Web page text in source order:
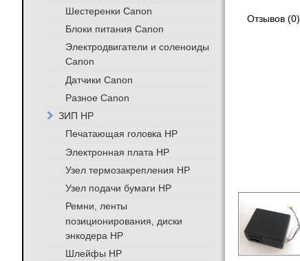
Отзывов (0)
Шестеренки Canon
Блоки питания Canon
Электродвигатели и соленоиды
Canon
Датчики Canon
Разное Canon
ЗИП HP
Печатающая головка HP
Электронная плата HP
Узел термозакрепления HP
Узел подачи бумаги HP
Ремни, ленты
позиционирования, диски
энкодера HP
Шлейфы HP